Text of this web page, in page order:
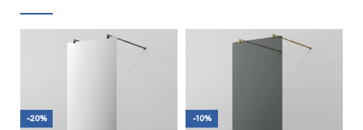
-20% -10%